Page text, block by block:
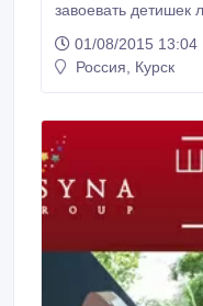
завоевать детишек
что дети часами не
поэтому Мы
удовольствие.
01/08/2015 13:04
Россия, Курск